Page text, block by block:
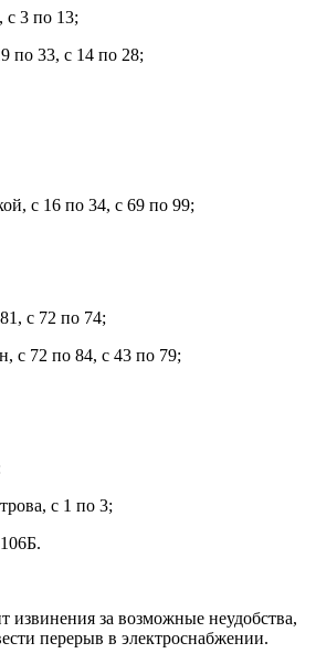
с 3 по 13;
по 33, с 14 по 28;
с 16 по 34, с 69 по 99;
с 72 по 74;
с 72 по 84, с 43 по 79;
с 1 по 3;
за возможные неудобства,
перерыв в электроснабжении.